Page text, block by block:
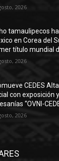
2026
tamaulipecos
en Corea del
título mundial
2026
CEDES
con exposición
“OVNI-
2026